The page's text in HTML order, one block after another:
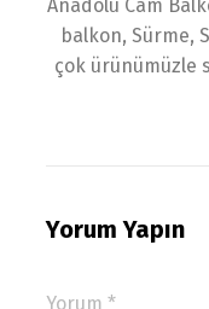
Anadolu Cam
balkon, Sürme,
çok ürünümüzle
Yorum Yapın